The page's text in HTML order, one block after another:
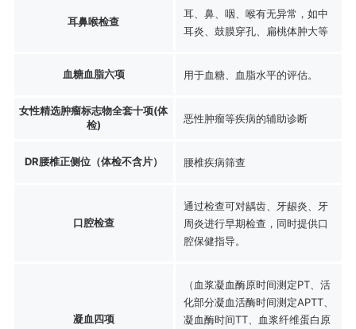
耳鼻喉检查
耳、鼻、咽、喉有无异常，如中
耳炎、鼓膜穿孔、扁桃体肿大等
血糖血脂六项 用于血糖、血脂水平的评估。
女性精选肿瘤标志物全套十项(体
检)
恶性肿瘤等疾病的辅助诊断
DR腰椎正侧位（体检不含片） 腰椎疾病筛查
口腔检查
通过检查可对龋齿、牙龈炎、牙
周炎进行早期检查，同时提供口
腔保健指导。
凝血四项
（血浆凝血酶原时间测定PT、活
化部分凝血活酶时间测定APTT、
凝血酶时间TT、血浆纤维蛋白原